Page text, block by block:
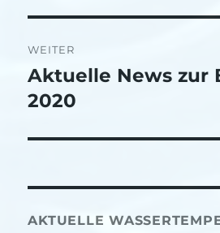
WEITER
Nächster
Beitrag:
Aktuelle News zur
2020
AKTUELLE